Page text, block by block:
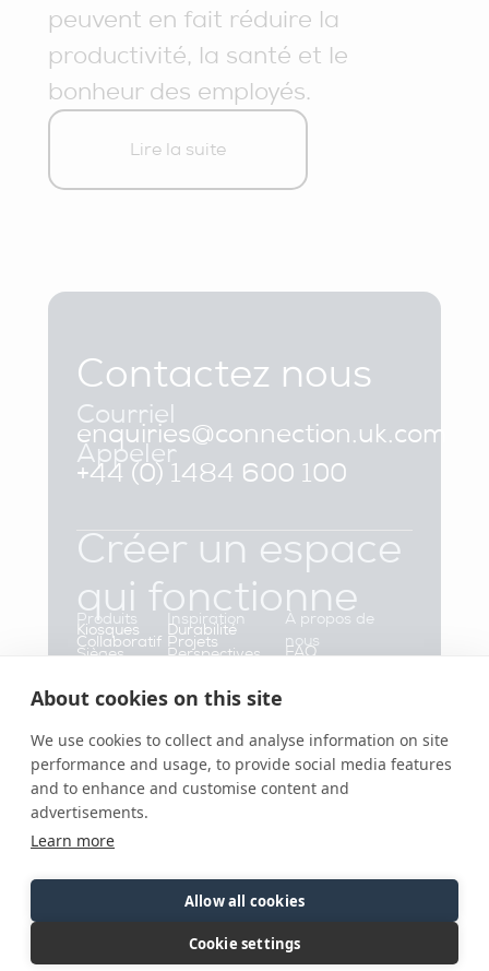
About cookies on this site
We use cookies to collect and analyse information on site
performance and usage, to provide social media features
and to enhance and customise content and
advertisements.
Learn more
Allow all cookies
Cookie settings
peuvent en fait réduire la
productivité, la santé et le
bonheur des employés.
Lire la suite
Contactez nous
Courriel
enquiries@connection.uk.com
Appeler
+44 (0) 1484 600 100
Créer un espace
qui fonctionne
Produits
Kiosques
Collaboratif
Sièges
Tabourets
Tableaux
Work Café
Chaises de
travail
Inspiration
Durabilité
Projets
Perspectives
événements
Ressources
À propos de
nous
FAQ
Conditions
Politique de
confidentialité
Politique en
matière de
cookies
des cookies